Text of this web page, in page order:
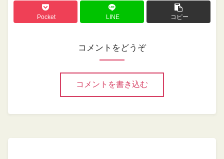
Pocket LINE コピー
コメントをどうぞ
コメントを書き込む